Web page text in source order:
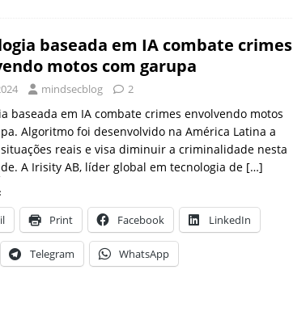
baseada em IA combate crimes
motos com garupa
mindsecblog 2
baseada em IA combate crimes envolvendo motos
Algoritmo foi desenvolvido na América Latina a
reais e visa diminuir a criminalidade nesta
A Irisity AB, líder global em tecnologia de […]
Print Facebook LinkedIn
Telegram WhatsApp